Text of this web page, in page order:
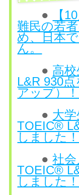
●
【
難民の若
め、日本
ん。
● 高
L&R 930
アップ）！
● 大
TOEIC®
しました
●社
TOEIC®
しました